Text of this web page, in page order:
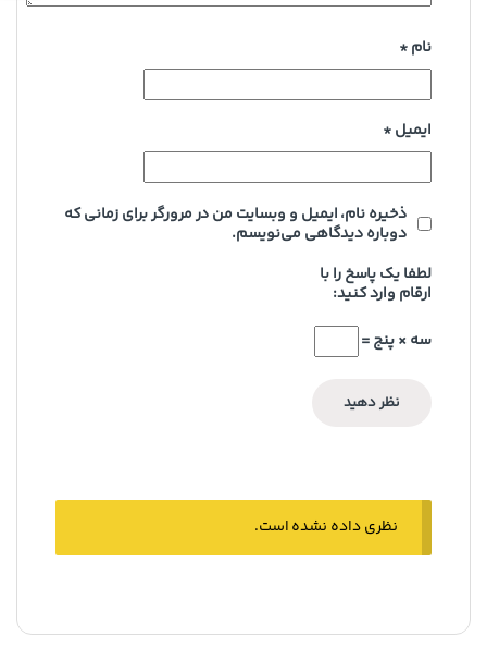
نام*
ایمیل*
ذخیره نام، ایمیل و وبسایت من در مرورگر برای زمانی که
دوباره دیدگاهی می‌نویسم.
لطفا یک پاسخ را با
ارقام وارد کنید:
سه × پنج =
نظری داده نشده است.